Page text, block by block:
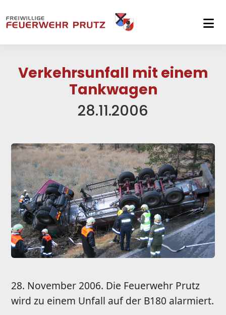
Verkehrsunfall mit einem
Tankwagen
28.11.2006
28. November 2006. Die Feuerwehr Prutz
wird zu einem Unfall auf der B180 alarmiert.